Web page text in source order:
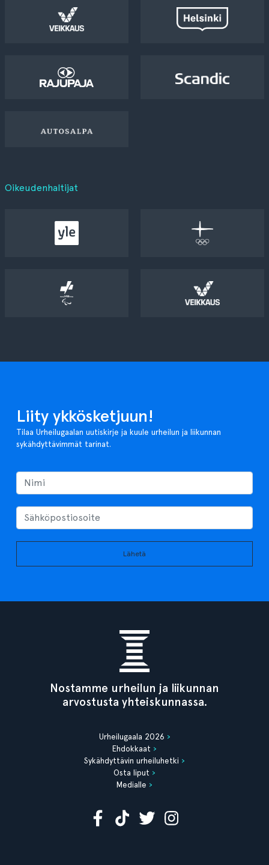
Oikeudenhaltijat
Liity ykkösketjuun!
Tilaa Urheilugaalan uutiskirje ja kuule urheilun ja liikunnan
sykähdyttävimmät tarinat.
Lähetä
Nostamme urheilun ja liikunnan
arvostusta yhteiskunnassa.
Urheilugaala 2026
Ehdokkaat
Sykähdyttävin urheiluhetki
Osta liput
Medialle